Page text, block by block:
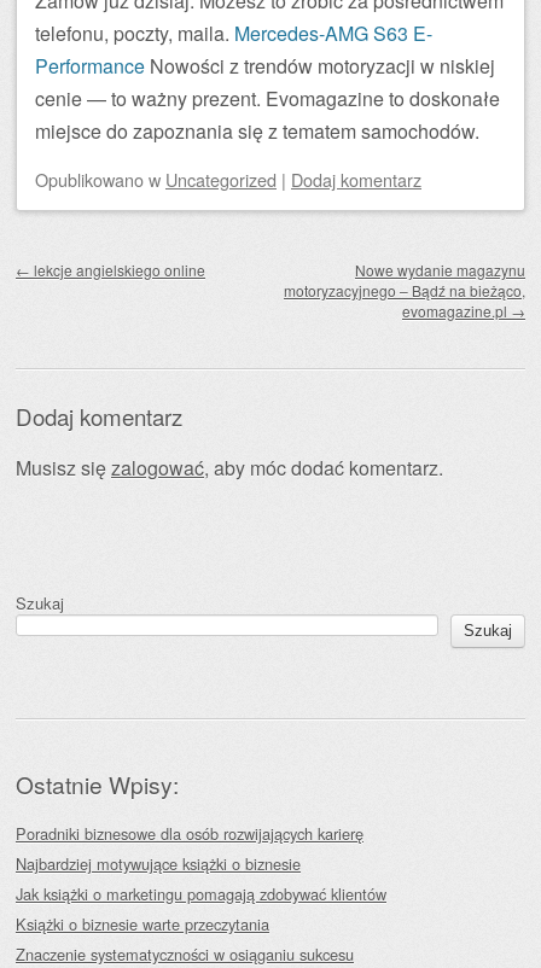
telefonu, poczty, maila. Mercedes-AMG S63 E-
Performance Nowości z trendów motoryzacji w niskiej
cenie — to ważny prezent. Evomagazine to doskonałe
miejsce do zapoznania się z tematem samochodów.
Opublikowanow Uncategorized | Dodaj komentarz
← lekcje angielskiego online
Nowe wydanie magazynu
motoryzacyjnego – Bądź na bieżąco,
evomagazine.pl →
Dodaj komentarz
Musisz sięzalogować, aby móc dodać komentarz.
Szukaj
Szukaj
Ostatnie Wpisy:
Poradniki biznesowe dla osób rozwijających karierę
Najbardziej motywujące książki o biznesie
Jak książki o marketingu pomagają zdobywać klientów
Książki o biznesie warte przeczytania
Znaczenie systematyczności w osiąganiu sukcesu